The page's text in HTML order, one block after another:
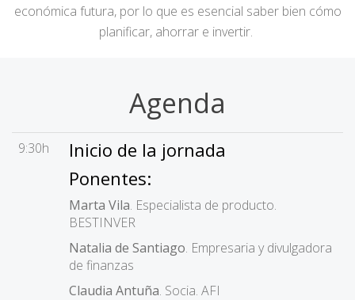
económica futura, por lo que es esencial saber bien cómo
planificar, ahorrar e invertir.
Agenda
9:30h
Inicio de la jornada
Ponentes:
Marta Vila. Especialista de producto.
BESTINVER
Natalia de Santiago. Empresaria y divulgadora
de finanzas
Claudia Antuña. Socia. AFI